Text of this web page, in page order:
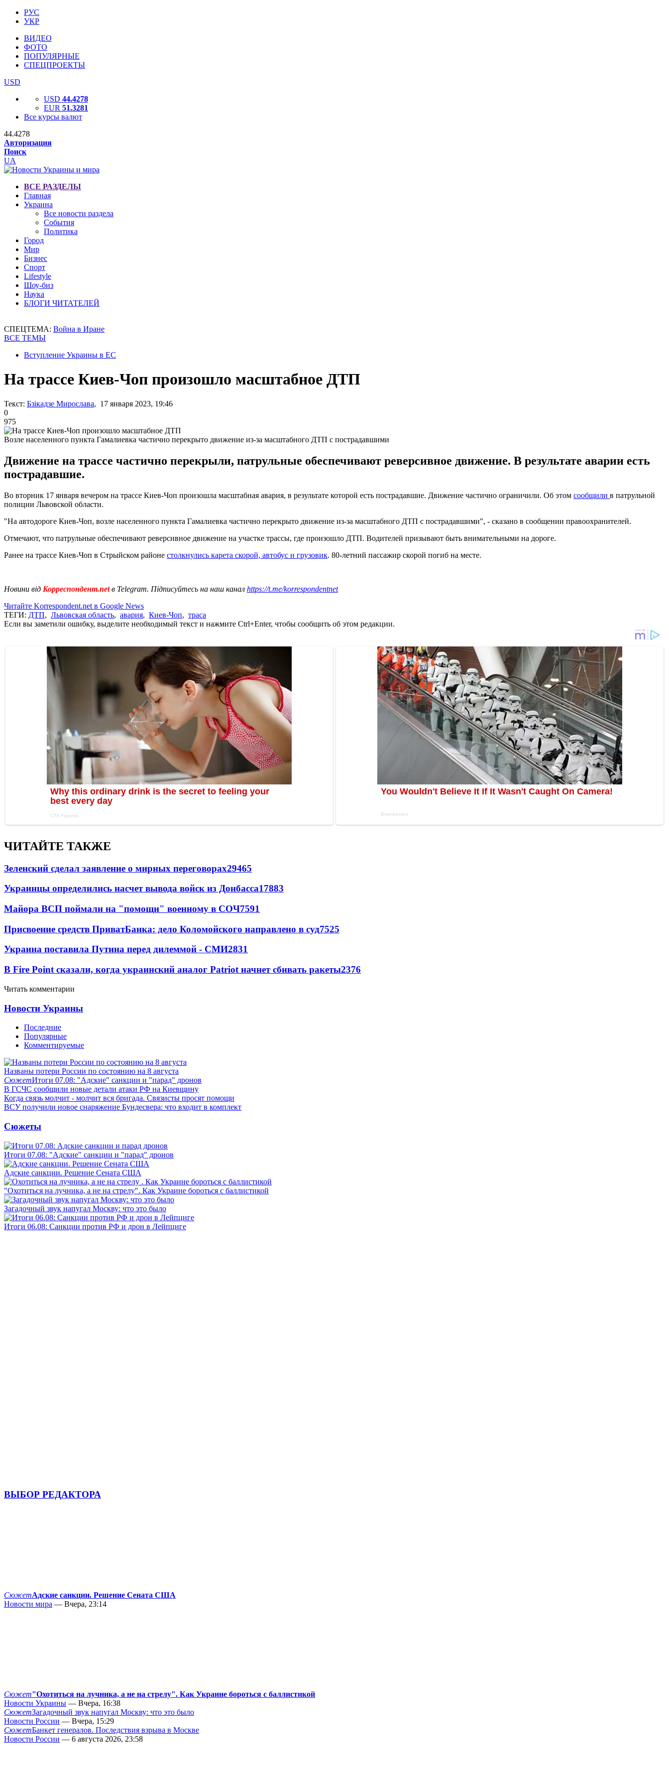
РУС
УКР
ВИДЕО
ФОТО
ПОПУЛЯРНЫЕ
СПЕЦПРОЕКТЫ
USD
USD 44.4278
EUR 51.3281
Все курсы валют
44.4278
Авторизация
Поиск
UA
ВСЕ РАЗДЕЛЫ
Главная
Украина
Все новости раздела
События
Политика
Город
Мир
Бизнес
Спорт
Lifestyle
Шоу-биз
Наука
БЛОГИ ЧИТАТЕЛЕЙ
СПЕЦТЕМА: Война в Иране
ВСЕ ТЕМЫ
Вступление Украины в ЕС
На трассе Киев-Чоп произошло масштабное ДТП
Текст: Бзікадзе Мирослава, 17 января 2023, 19:46
0
975
Возле населенного пункта Гамалиевка частично перекрыто движение из-за масштабного ДТП с пострадавшими
Движение на трассе частично перекрыли, патрульные обеспечивают реверсивное движение. В результате аварии есть
пострадавшие.
Во вторник 17 января вечером на трассе Киев-Чоп произошла масштабная авария, в результате которой есть пострадавшие. Движение частично ограничили. Об этом сообщили в патрульной
полиции Львовской области.
"На автодороге Киев-Чоп, возле населенного пункта Гамалиевка частично перекрыто движение из-за масштабного ДТП с пострадавшими", - сказано в сообщении правоохранителей.
Отмечают, что патрульные обеспечивают реверсивное движение на участке трассы, где произошло ДТП. Водителей призывают быть внимательными на дороге.
Ранее на трассе Киев-Чоп в Стрыйском районе столкнулись карета скорой, автобус и грузовик. 80-летний пассажир скорой погиб на месте.
Новини від Корреспондент.netв Telegram. Підписуйтесь на наш канал https://t.me/korrespondentnet
Читайте Korrespondent.net в Google News
ТЕГИ: ДТП, Львовская область, авария, Киев-Чоп, траса
Если вы заметили ошибку, выделите необходимый текст и нажмите Ctrl+Enter, чтобы сообщить об этом редакции.
ЧИТАЙТЕ ТАКЖЕ
Зеленский сделал заявление о мирных переговорах29465
Украинцы определились насчет вывода войск из Донбасса17883
Майора ВСП поймали на "помощи" военному в СОЧ7591
Присвоение средств ПриватБанка: дело Коломойского направлено в суд7525
Украина поставила Путина перед дилеммой - СМИ2831
В Fire Point сказали, когда украинский аналог Patriot начнет сбивать ракеты2376
Читать комментарии
Новости Украины
Последние
Популярные
Комментируемые
Названы потери России по состоянию на 8 августа
СюжетИтоги 07.08: "Адские" санкции и "парад" дронов
В ГСЧС сообщили новые детали атаки РФ на Киевщину
Когда связь молчит - молчит вся бригада. Связисты просят помощи
ВСУ получили новое снаряжение Бундесвера: что входит в комплект
Сюжеты
Итоги 07.08: "Адские" санкции и "парад" дронов
Адские санкции. Решение Сената США
"Охотиться на лучника, а не на стрелу". Как Украине бороться с баллистикой
Загадочный звук напугал Москву: что это было
Итоги 06.08: Санкции против РФ и дрон в Лейпциге
ВЫБОР РЕДАКТОРА
СюжетАдские санкции. Решение Сената США
Новости мира — Вчера, 23:14
Сюжет"Охотиться на лучника, а не на стрелу". Как Украине бороться с баллистикой
Новости Украины — Вчера, 16:38
СюжетЗагадочный звук напугал Москву: что это было
Новости России — Вчера, 15:29
СюжетБанкет генералов. Последствия взрыва в Москве
Новости России — 6 августа 2026, 23:58